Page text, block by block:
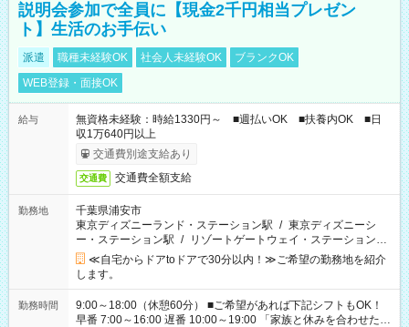
説明会参加で全員に【現金2千円相当プレゼン
ト】生活のお手伝い
派遣 職種未経験OK 社会人未経験OK
ブランクOK
WEB登録・面接OK
給与
無資格未経験：時給1330円～ ■週払いOK ■扶養内OK ■日
収1万640円以上
交通費別途支給あり
交通費 交通費全額支給
勤務地
千葉県浦安市
東京ディズニーランド・ステーション駅 / 東京ディズニーシ
ー・ステーション駅 / リゾートゲートウェイ・ステーション駅
/
…
≪自宅からドアtoドアで30分以内！≫ご希望の勤務地を紹介
します。
勤務時間
9:00～18:00（休憩60分） ■ご希望があれば下記シフトもOK！
早番 7:00～16:00 遅番 10:00～19:00 「家族と休みを合わせた